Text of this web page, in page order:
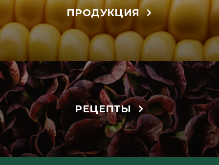
ПРОДУКЦИЯ
РЕЦЕПТЫ